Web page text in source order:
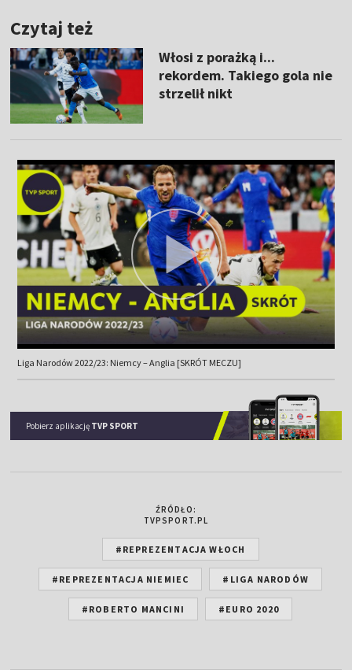
Czytaj też
Włosi z porażką i...
rekordem. Takiego gola nie
strzelił nikt
Liga Narodów 2022/23: Niemcy – Anglia [SKRÓT MECZU]
Pobierz aplikację TVP SPORT
ŹRÓDŁO:
TVPSPORT.PL
#REPREZENTACJA WŁOCH
#REPREZENTACJA NIEMIEC #LIGA NARODÓW
#ROBERTO MANCINI #EURO 2020